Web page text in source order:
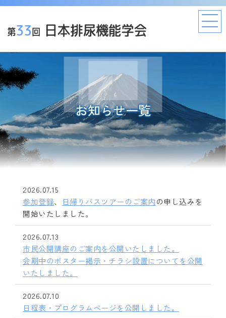
お知らせ一覧
2026.07.15
参加登録、 日帰りバスツアーのご案内の申し込みを
開始いたしました。
2026.07.13
市民公開講座のご案内を公開いたしました。
会期中のポスター掲示・チラシ設置についてを公開
いたしました。
2026.07.10
日程表・プログラムページを公開しました。